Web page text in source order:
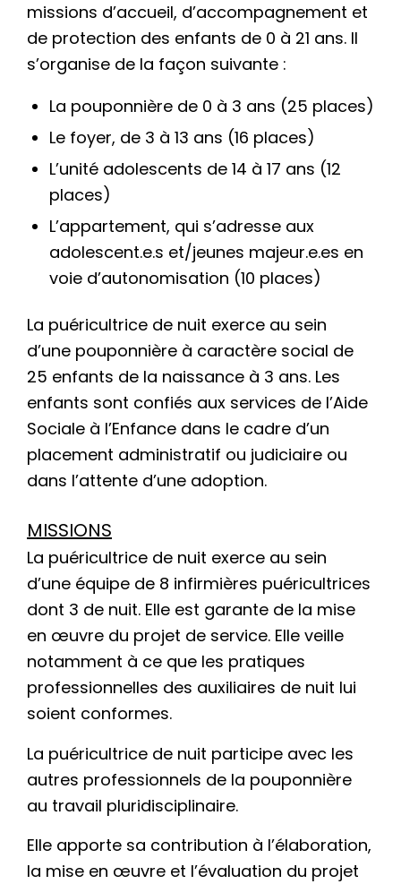
missions d’accueil, d’accompagnement et
de protection des enfants de 0 à 21 ans. Il
s’organise de la façon suivante :
La pouponnière de 0 à 3 ans (25 places)
Le foyer, de 3 à 13 ans (16 places)
L’unité adolescents de 14 à 17 ans (12
places)
L’appartement, qui s’adresse aux
adolescent.e.s et/jeunes majeur.e.es en
voie d’autonomisation (10 places)
La puéricultrice de nuit exerce au sein
d’une pouponnière à caractère social de
25 enfants de la naissance à 3 ans. Les
enfants sont confiés aux services de l’Aide
Sociale à l’Enfance dans le cadre d’un
placement administratif ou judiciaire ou
dans l’attente d’une adoption.
MISSIONS
La puéricultrice de nuit exerce au sein
d’une équipe de 8 infirmières puéricultrices
dont 3 de nuit. Elle est garante de la mise
en œuvre du projet de service. Elle veille
notamment à ce que les pratiques
professionnelles des auxiliaires de nuit lui
soient conformes.
La puéricultrice de nuit participe avec les
autres professionnels de la pouponnière
au travail pluridisciplinaire.
Elle apporte sa contribution à l’élaboration,
la mise en œuvre et l’évaluation du projet